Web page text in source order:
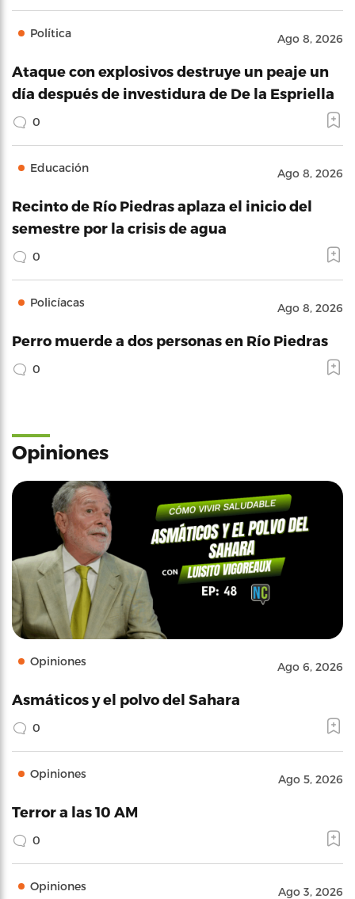
Política Ago 8, 2026
Ataque con explosivos destruye un peaje un
día después de investidura de De la Espriella
0
Educación Ago 8, 2026
Recinto de Río Piedras aplaza el inicio del
semestre por la crisis de agua
0
Policíacas Ago 8, 2026
Perro muerde a dos personas en Río Piedras
0
Opiniones
Opiniones Ago 6, 2026
Asmáticos y el polvo del Sahara
0
Opiniones Ago 5, 2026
Terror a las 10 AM
0
Opiniones Ago 3, 2026